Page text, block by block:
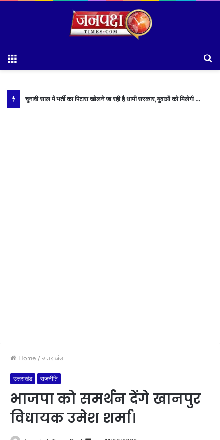
चुनावी साल में भर्ती का पिटारा खोलने जा रही है धामी सरकार,युवाओं को मिलेगी 34 हजार रिकॉर्ड भर्तियों की सौगात
Home / उत्तराखंड
उत्तराखंड राजनीति
भाजपा को समर्थन देंगे खानपुर
विधायक उमेश शर्मा।